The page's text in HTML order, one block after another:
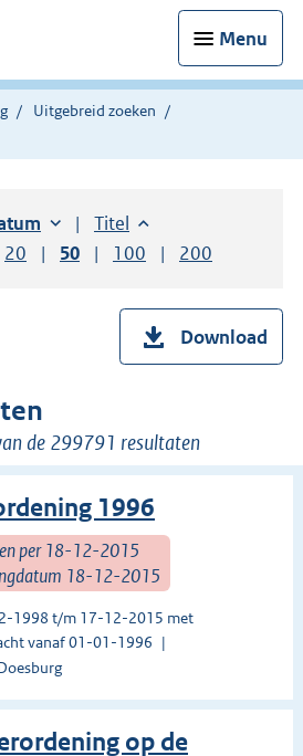
Menu
Uitgebreid zoeken
op:
oplopendSorteer op:
Titel oplopend
per pagina
Toon
20 resultaten per pagina
Toon
50 resultaten per pagina
Toon
100 resultaten per
Toon
200
Download
de 299791 resultaten
1996
per 18-12-2015
18-12-2015
1998 t/m 17-12-2015 met
vanaf 01-01-1996
op de